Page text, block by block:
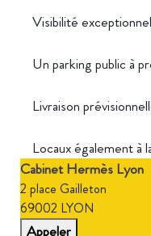
Visibilité
Un parking public à
Livraison
Locaux également à
Cabinet Hermès Lyon
2 place Gailleton
69002 LYON
Appeler